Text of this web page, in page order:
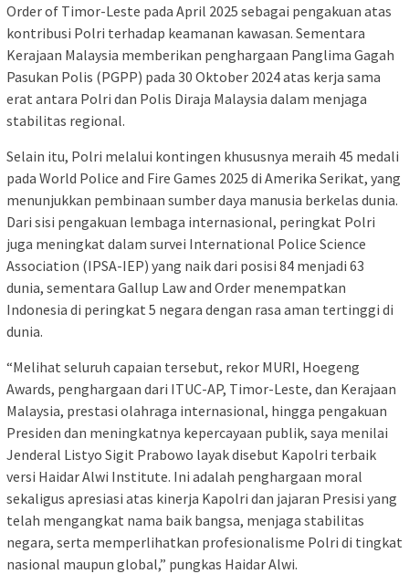
Order of Timor-Leste pada April 2025 sebagai pengakuan atas
kontribusi Polri terhadap keamanan kawasan. Sementara
Kerajaan Malaysia memberikan penghargaan Panglima Gagah
Pasukan Polis (PGPP) pada 30 Oktober 2024 atas kerja sama
erat antara Polri dan Polis Diraja Malaysia dalam menjaga
stabilitas regional.
Selain itu, Polri melalui kontingen khususnya meraih 45 medali
pada World Police and Fire Games 2025 di Amerika Serikat, yang
menunjukkan pembinaan sumber daya manusia berkelas dunia.
Dari sisi pengakuan lembaga internasional, peringkat Polri
juga meningkat dalam survei International Police Science
Association (IPSA-IEP) yang naik dari posisi 84 menjadi 63
dunia, sementara Gallup Law and Order menempatkan
Indonesia di peringkat 5 negara dengan rasa aman tertinggi di
dunia.
“Melihat seluruh capaian tersebut, rekor MURI, Hoegeng
Awards, penghargaan dari ITUC-AP, Timor-Leste, dan Kerajaan
Malaysia, prestasi olahraga internasional, hingga pengakuan
Presiden dan meningkatnya kepercayaan publik, saya menilai
Jenderal Listyo Sigit Prabowo layak disebut Kapolri terbaik
versi Haidar Alwi Institute. Ini adalah penghargaan moral
sekaligus apresiasi atas kinerja Kapolri dan jajaran Presisi yang
telah mengangkat nama baik bangsa, menjaga stabilitas
negara, serta memperlihatkan profesionalisme Polri di tingkat
nasional maupun global,” pungkas Haidar Alwi.